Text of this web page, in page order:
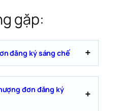
gặp:
đăng ký sáng chế
đơn đăng ký